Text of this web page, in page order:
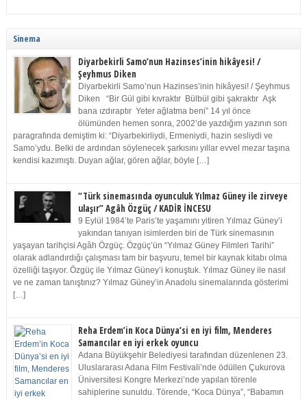
Sinema
Diyarbekirli Samo’nun Hazinses’inin hikâyesi! /
Şeyhmus Diken
Diyarbekirli Samo’nun Hazinses’inin hikâyesi! / Şeyhmus
Diken “Bir Gül gibi kıvraktır Bülbül gibi şakraktır Aşk
bana ızdıraptır Yeter ağlatma beni” 14 yıl önce
ölümünden hemen sonra, 2002’de yazdığım yazının son
paragrafında demiştim ki: “Diyarbekirliydi, Ermeniydi, hazin sesliydi ve
Samo’ydu. Belki de ardından söylenecek şarkısını yıllar evvel mezar taşına
kendisi kazımıştı. Duyan ağlar, gören ağlar, böyle […]
“Türk sinemasında oyunculuk Yılmaz Güney ile zirveye
ulaşır” Agâh Özgüç / KADİR İNCESU
9 Eylül 1984’te Paris’te yaşamını yitiren Yılmaz Güney’i
yakından tanıyan isimlerden biri de Türk sinemasının
yaşayan tarihçisi Agâh Özgüç. Özgüç’ün “Yılmaz Güney Filmleri Tarihi”
olarak adlandırdığı çalışması tam bir başvuru, temel bir kaynak kitabı olma
özelliği taşıyor. Özgüç ile Yılmaz Güney’i konuştuk. Yılmaz Güney ile nasıl
ve ne zaman tanıştınız? Yılmaz Güney’in Anadolu sinemalarında gösterimi
[…]
Reha Erdem’in Koca Dünya’si en iyi film, Menderes
Samancılar en iyi erkek oyuncu
Adana Büyükşehir Belediyesi tarafından düzenlenen 23.
Uluslararası Adana Film Festivali’nde ödüllen Çukurova
Üniversitesi Kongre Merkezi’nde yapılan törenle
sahiplerine sunuldu. Törende, “Koca Dünya”, “Babamın